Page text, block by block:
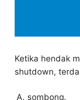
Ketika hendak
shutdown,
sombong.